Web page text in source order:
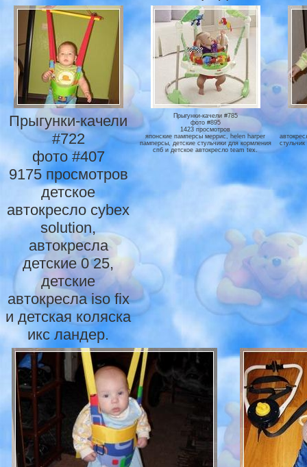
Прыгунки-качели
#722
фото #407
9175 просмотров
детское
автокресло cybex
solution,
автокресла
детские 0 25,
детские
автокресла iso fix
и детская коляска
икс ландер.
Прыгунки-качели #785
фото #895
1423 просмотров
японские памперсы меррис, helen harper
памперсы, детские стульчики для кормления
спб и детское автокресло team tex.